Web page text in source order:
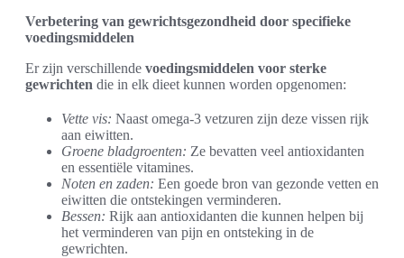
Verbetering van gewrichtsgezondheid door specifieke
voedingsmiddelen
Er zijn verschillende voedingsmiddelen voor sterke
gewrichten die in elk dieet kunnen worden opgenomen:
Vette vis: Naast omega-3 vetzuren zijn deze vissen rijk
aan eiwitten.
Groene bladgroenten: Ze bevatten veel antioxidanten
en essentiële vitamines.
Noten en zaden: Een goede bron van gezonde vetten en
eiwitten die ontstekingen verminderen.
Bessen: Rijk aan antioxidanten die kunnen helpen bij
het verminderen van pijn en ontsteking in de
gewrichten.